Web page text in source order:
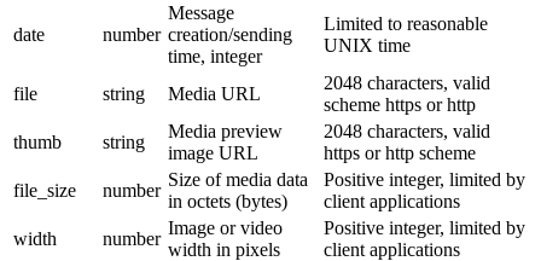
date number
Message
creation/sending
time, integer
Limited to reasonable
UNIX time
file string Media URL
2048 characters, valid
scheme https or http
thumb
string
Media preview
image URL
2048 characters, valid
https or http scheme
file_size
number
Size of media data
in octets (bytes)
Positive integer, limited by
client applications
width
number
Image or video
width in pixels
Positive integer, limited by
client applications